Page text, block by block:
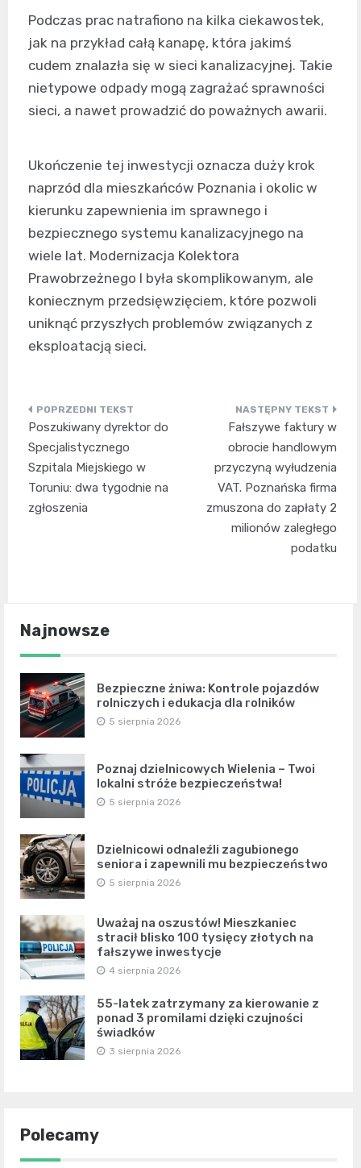
Podczas prac natrafiono na kilka ciekawostek,
jak na przykład całą kanapę, która jakimś
cudem znalazła się w sieci kanalizacyjnej. Takie
nietypowe odpady mogą zagrażać sprawności
sieci, a nawet prowadzić do poważnych awarii.
Ukończenie tej inwestycji oznacza duży krok
naprzód dla mieszkańców Poznania i okolic w
kierunku zapewnienia im sprawnego i
bezpiecznego systemu kanalizacyjnego na
wiele lat. Modernizacja Kolektora
Prawobrzeżnego I była skomplikowanym, ale
koniecznym przedsięwzięciem, które pozwoli
uniknąć przyszłych problemów związanych z
eksploatacją sieci.
Nawigacja
wpisu
Poszukiwany dyrektor do
Specjalistycznego
Szpitala Miejskiego w
Toruniu: dwa tygodnie na
zgłoszenia
Fałszywe faktury w
obrocie handlowym
przyczyną wyłudzenia
VAT. Poznańska firma
zmuszona do zapłaty 2
milionów zaległego
podatku
Najnowsze
Bezpieczne żniwa: Kontrole pojazdów
rolniczych i edukacja dla rolników
5 sierpnia 2026
Poznaj dzielnicowych Wielenia – Twoi
lokalni stróże bezpieczeństwa!
5 sierpnia 2026
Dzielnicowi odnaleźli zagubionego
seniora i zapewnili mu bezpieczeństwo
5 sierpnia 2026
Uważaj na oszustów! Mieszkaniec
stracił blisko 100 tysięcy złotych na
fałszywe inwestycje
4 sierpnia 2026
55-latek zatrzymany za kierowanie z
ponad 3 promilami dzięki czujności
świadków
3 sierpnia 2026
Polecamy